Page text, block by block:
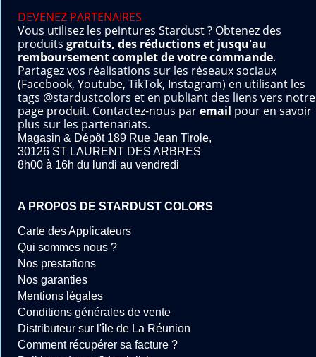
DEVENEZ PARTENAIRES
Vous utilisez les peintures Stardust ? Obtenez des
produits gratuits, des réductions et jusqu'au
remboursement complet de votre commande.
Partagez vos réalisations sur les réseaux sociaux
(Facebook, Youtube, TikTok, Instagram) en utilisant les
tags @stardustcolors et en publiant des liens vers notre
page produit. Contactez-nous paremail pour en savoir
plus sur les partenariats.
Magasin & Dépôt 189 Rue Jean Tirole,
30126 ST LAURENT DES ARBRES
8h00 à 16h du lundi au vendredi
A PROPOS DE STARDUST COLORS
Carte des Applicateurs
Qui sommes nous ?
Nos prestations
Nos garanties
Mentions légales
Conditions générales de vente
Distributeur sur l'île de La Réunion
Comment récupérer sa facture ?